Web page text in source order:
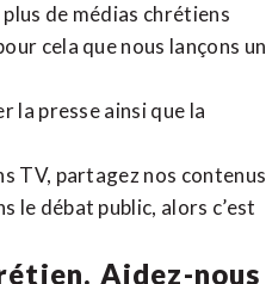
de médias chrétiens
cela que nous lançons un
la presse ainsi que la
TV, partagez nos contenus
le débat public, alors c’est
Aidez-nous